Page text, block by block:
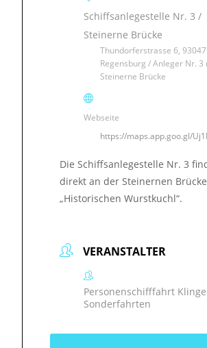
Schiffsanlegestelle Nr. 3 /
Steinerne Brücke
Thundorferstrasse 6, 93047
Regensburg / Anleger Nr. 3
Steinerne Brücke
Webseite
https://maps.app.goo.gl/
Die Schiffsanlegestelle Nr. 3
direkt an der Steinernen
„Historischen Wurstkuchl“.
VERANSTALTER
Personenschifffahrt
Sonderfahrten